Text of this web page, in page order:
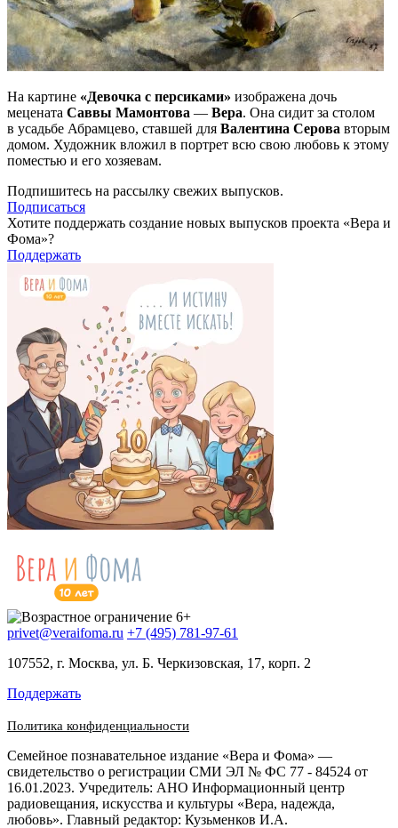
На картине «Девочка с персиками» изображена дочь
мецената Саввы Мамонтова — Вера. Она сидит за столом
в усадьбе Абрамцево, ставшей для Валентина Серова вторым
домом. Художник вложил в портрет всю свою любовь к этому
поместью и его хозяевам.
Подпишитесь на рассылку свежих выпусков.
Подписаться
Хотите поддержать создание новых выпусков проекта «Вера и
Фома»?
Поддержать
privet@veraifoma.ru +7 (495) 781-97-61
107552, г. Москва, ул. Б. Черкизовская, 17, корп. 2
Поддержать
Политика конфиденциальности
Семейное познавательное издание «Вера и Фома» —
свидетельство о регистрации СМИ ЭЛ № ФС 77 - 84524 от
16.01.2023. Учредитель: АНО Информационный центр
радиовещания, искусства и культуры «Вера, надежда,
любовь». Главный редактор: Кузьменков И.А.